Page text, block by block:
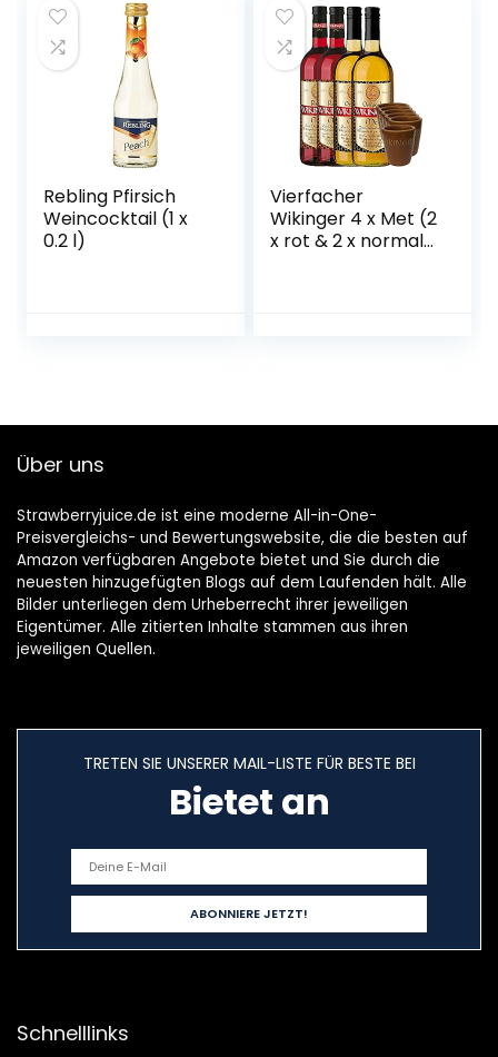
Rebling Pfirsich
Weincocktail (1 x
0.2 l)
Vierfacher
Wikinger 4 x Met (2
x rot & 2 x normal)
Über uns
Strawberryjuice.de ist eine moderne All-in-One-
Preisvergleichs- und Bewertungswebsite, die die besten auf
Amazon verfügbaren Angebote bietet und Sie durch die
neuesten hinzugefügten Blogs auf dem Laufenden hält. Alle
Bilder unterliegen dem Urheberrecht ihrer jeweiligen
Eigentümer. Alle zitierten Inhalte stammen aus ihren
jeweiligen Quellen.
TRETEN SIE UNSERER MAIL-LISTE FÜR BESTE BEI
Bietet an
Schnelllinks